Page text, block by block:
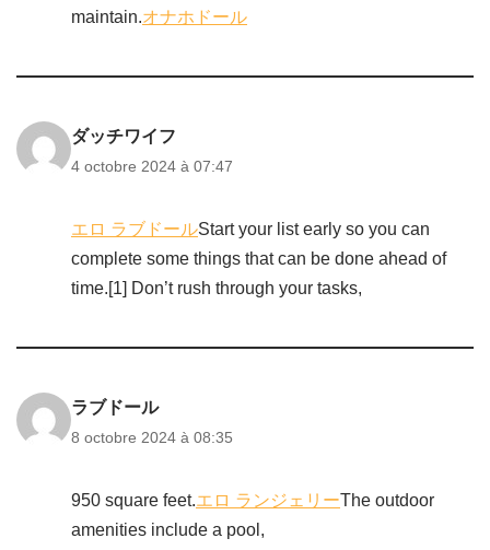
maintain.オナホドール
ダッチワイフ
4 octobre 2024 à 07:47
エロ ラブドールStart your list early so you can
complete some things that can be done ahead of
time.[1] Don’t rush through your tasks,
ラブドール
8 octobre 2024 à 08:35
950 square feet.エロ ランジェリーThe outdoor
amenities include a pool,